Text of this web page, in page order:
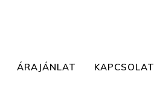
ÁRAJÁNLAT KAPCSOLAT